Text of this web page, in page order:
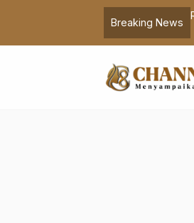
Breaking News